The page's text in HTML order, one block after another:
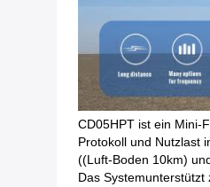
CD05HPT ist ein Mini-
Protokoll und Nutzlast
((Luft-Boden 10km)
Das Systemunterstützt